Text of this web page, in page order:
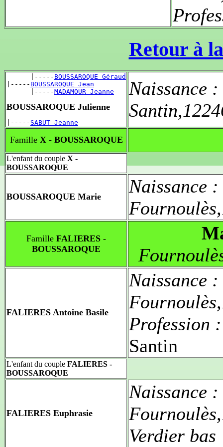
Retour à
      |-----
BOUSSAROQUE Géraud
|----- BOUSSAROQUE Jean
      |-----
MADAMOUR Jeanne
BOUSSAROQUE Julienne
|----- SABUT Jeanne
Naissance :
FamilleX - BOUSSAROQUE
L'enfant du couple X -
BOUSSAROQUE
BOUSSAROQUE Marie
Naissance :
Famille FALIERES -
BOUSSAROQUE
FALIERES Antoine Basile
Naissance :
Profession
Santin
L'enfant du couple FALIERES -
BOUSSAROQUE
FALIERES Euphrasie
Naissance :
Verdier bas